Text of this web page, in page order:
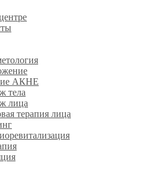
АКНЕ
тела
лица
терапия лица